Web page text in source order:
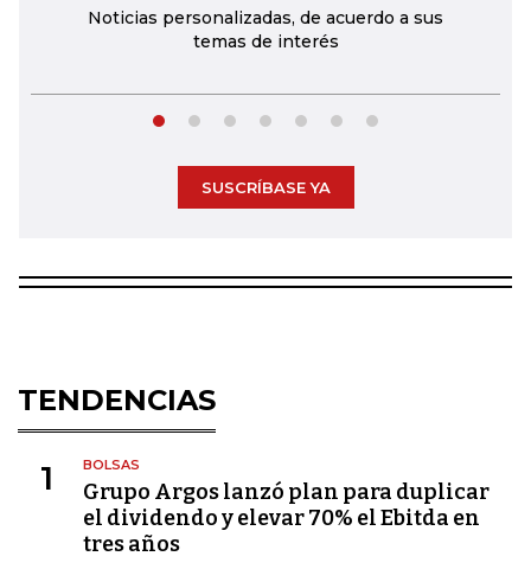
Noticias personalizadas, de acuerdo a sus
temas de interés
SUSCRÍBASE YA
TENDENCIAS
1 BOLSAS
Grupo Argos lanzó plan para duplicar
el dividendo y elevar 70% el Ebitda en
tres años